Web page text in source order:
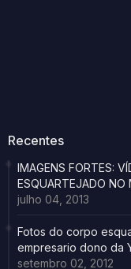
Recentes
IMAGENS FORTES:
ESQUARTEJADO NO
julho 04, 2013
Fotos do corpo
empresario dono da
setembro 02, 2012